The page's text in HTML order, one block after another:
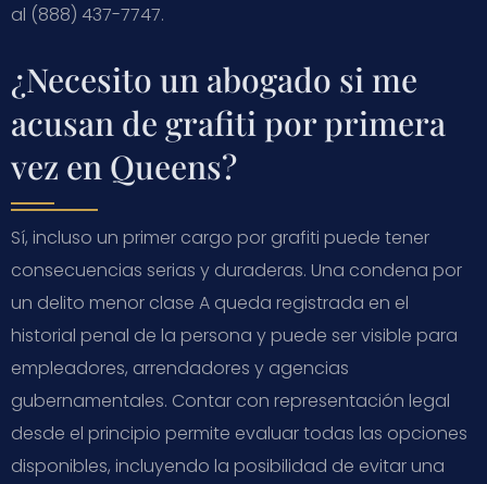
al (888) 437-7747.
¿Necesito un abogado si me
acusan de grafiti por primera
vez en Queens?
Sí, incluso un primer cargo por grafiti puede tener
consecuencias serias y duraderas. Una condena por
un delito menor clase A queda registrada en el
historial penal de la persona y puede ser visible para
empleadores, arrendadores y agencias
gubernamentales. Contar con representación legal
desde el principio permite evaluar todas las opciones
disponibles, incluyendo la posibilidad de evitar una